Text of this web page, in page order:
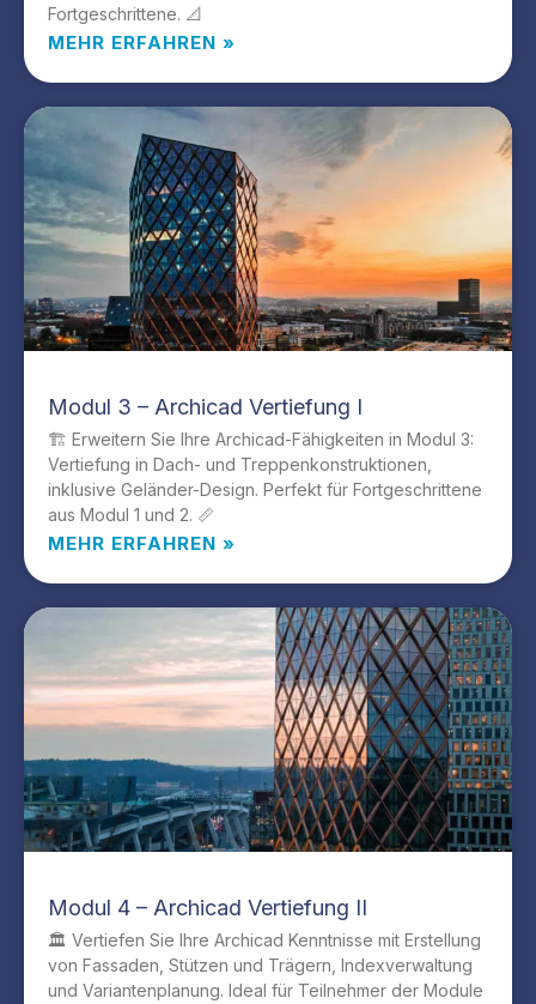
Fortgeschrittene. 📐
MEHR ERFAHREN »
Modul 3 – Archicad Vertiefung I
🏗️ Erweitern Sie Ihre Archicad-Fähigkeiten in Modul 3:
Vertiefung in Dach- und Treppenkonstruktionen,
inklusive Geländer-Design. Perfekt für Fortgeschrittene
aus Modul 1 und 2. 📏
MEHR ERFAHREN »
Modul 4 – Archicad Vertiefung II
🏛️ Vertiefen Sie Ihre Archicad Kenntnisse mit Erstellung
von Fassaden, Stützen und Trägern, Indexverwaltung
und Variantenplanung. Ideal für Teilnehmer der Module